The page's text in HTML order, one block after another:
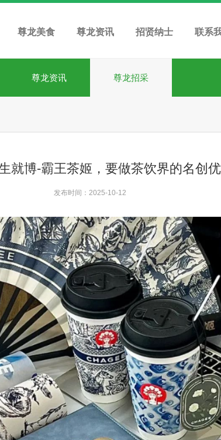
尊龙美食 尊龙资讯 招贤纳士 联系
尊龙资讯 尊龙招采
就博-霸王茶姬，要做茶饮界的名创
发布时间：2025-10-12